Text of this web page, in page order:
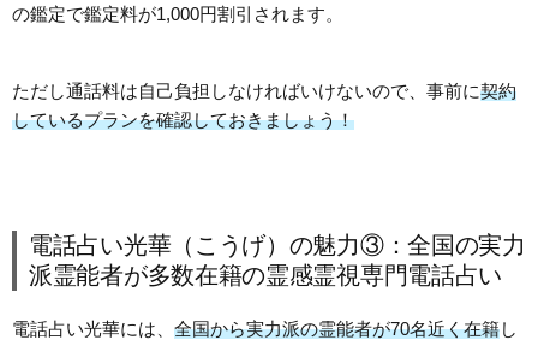
の鑑定で鑑定料が1,000円割引されます。
ただし通話料は自己負担しなければいけないので、事前に契約
しているプランを確認しておきましょう！
電話占い光華（こうげ）の魅力③：全国の実力
派霊能者が多数在籍の霊感霊視専門電話占い
電話占い光華には、 全国から実力派の霊能者が70名近く在籍し